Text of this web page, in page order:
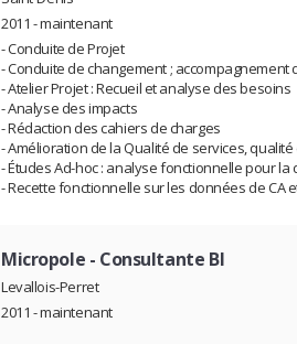
2011 - maintenant
- Conduite de Projet
- Conduite de changement ; accompagnement
- Atelier Projet : Recueil et analyse des besoins
- Analyse des impacts
- Rédaction des cahiers de charges
- Amélioration de la Qualité de services,
- Études Ad-hoc : analyse fonctionnelle pour la
- Recette fonctionnelle sur les données de CA
Micropole - Consultante BI
Levallois-Perret
2011 - maintenant